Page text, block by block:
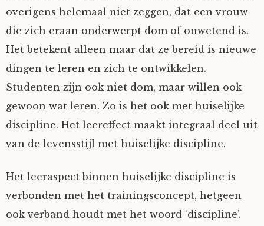
overigens helemaal niet zeggen, dat een vrouw
die zich eraan onderwerpt dom of onwetend is.
Het betekent alleen maar dat ze bereid is nieuwe
dingen te leren en zich te ontwikkelen.
Studenten zijn ook niet dom, maar willen ook
gewoon wat leren. Zo is het ook met huiselijke
discipline. Het leereffect maakt integraal deel uit
van de levensstijl met huiselijke discipline.
Het leeraspect binnen huiselijke discipline is
verbonden met het trainingsconcept, hetgeen
ook verband houdt met het woord ‘discipline’.